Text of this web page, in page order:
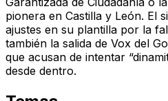
pionera en Castilla y León. El
ajustes en su plantilla por la
también la salida de Vox del
que acusan de intentar
desde dentro.